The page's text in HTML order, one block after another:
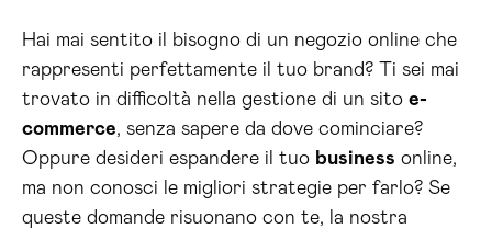
Hai mai sentito il bisogno di un negozio online che
rappresenti perfettamente il tuo brand? Ti sei mai
trovato in difficoltà nella gestione di un sito e-
commerce, senza sapere da dove cominciare?
Oppure desideri espandere il tuo business online,
ma non conosci le migliori strategie per farlo? Se
queste domande risuonano con te, la nostra